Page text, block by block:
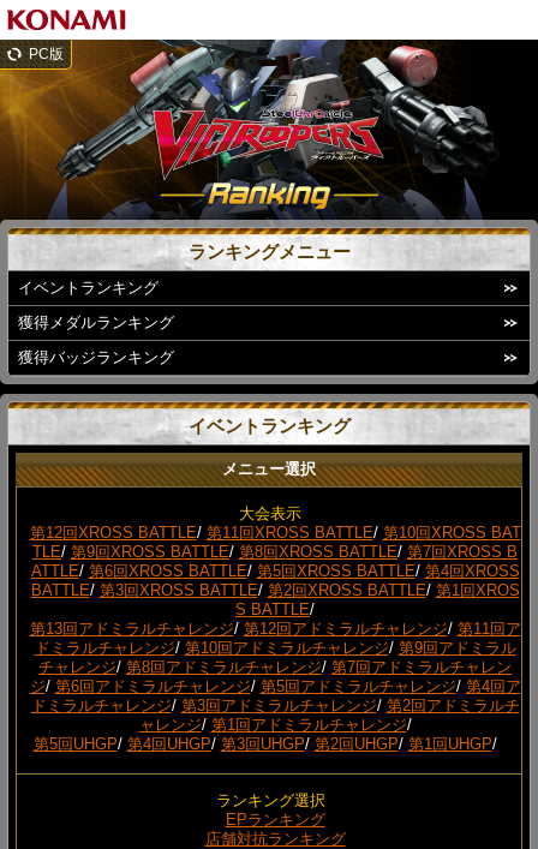
PC版
ランキングメニュー
イベントランキング
獲得メダルランキング
獲得バッジランキング
イベントランキング
メニュー選択
大会表示
第12回XROSS BATTLE/ 第11回XROSS BATTLE/ 第10回XROSS BAT
TLE/ 第9回XROSS BATTLE/ 第8回XROSS BATTLE/ 第7回XROSS B
ATTLE/ 第6回XROSS BATTLE/ 第5回XROSS BATTLE/ 第4回XROSS
BATTLE/ 第3回XROSS BATTLE/ 第2回XROSS BATTLE/ 第1回XROS
S BATTLE/
第13回アドミラルチャレンジ/ 第12回アドミラルチャレンジ/ 第11回ア
ドミラルチャレンジ/ 第10回アドミラルチャレンジ/ 第9回アドミラル
チャレンジ/ 第8回アドミラルチャレンジ/ 第7回アドミラルチャレン
ジ/ 第6回アドミラルチャレンジ/ 第5回アドミラルチャレンジ/ 第4回ア
ドミラルチャレンジ/ 第3回アドミラルチャレンジ/ 第2回アドミラルチ
ャレンジ/ 第1回アドミラルチャレンジ/
第5回UHGP/ 第4回UHGP/ 第3回UHGP/ 第2回UHGP/ 第1回UHGP/
ランキング選択
EPランキング
店舗対抗ランキング